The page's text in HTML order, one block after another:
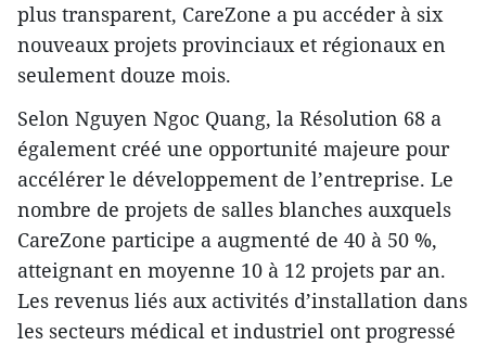
plus transparent, CareZone a pu accéder à six
nouveaux projets provinciaux et régionaux en
seulement douze mois.
Selon Nguyen Ngoc Quang, la Résolution 68 a
également créé une opportunité majeure pour
accélérer le développement de l’entreprise. Le
nombre de projets de salles blanches auxquels
CareZone participe a augmenté de 40 à 50 %,
atteignant en moyenne 10 à 12 projets par an.
Les revenus liés aux activités d’installation dans
les secteurs médical et industriel ont progressé